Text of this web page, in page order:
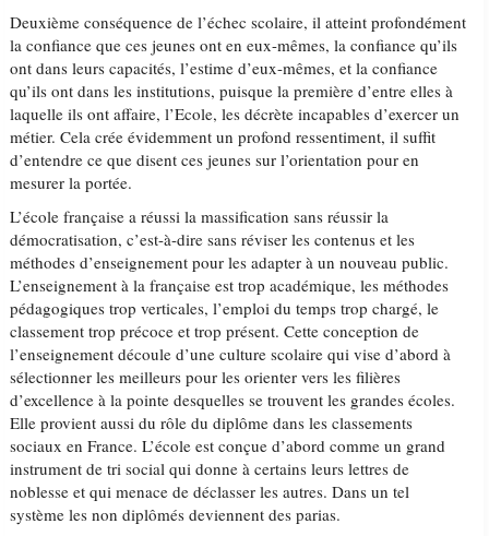
Deuxième conséquence de l’échec scolaire, il atteint profondément
la confiance que ces jeunes ont en eux-mêmes, la confiance qu’ils
ont dans leurs capacités, l’estime d’eux-mêmes, et la confiance
qu’ils ont dans les institutions, puisque la première d’entre elles à
laquelle ils ont affaire, l’Ecole, les décrète incapables d’exercer un
métier. Cela crée évidemment un profond ressentiment, il suffit
d’entendre ce que disent ces jeunes sur l’orientation pour en
mesurer la portée.
L’école française a réussi la massification sans réussir la
démocratisation, c’est-à-dire sans réviser les contenus et les
méthodes d’enseignement pour les adapter à un nouveau public.
L’enseignement à la française est trop académique, les méthodes
pédagogiques trop verticales, l’emploi du temps trop chargé, le
classement trop précoce et trop présent. Cette conception de
l’enseignement découle d’une culture scolaire qui vise d’abord à
sélectionner les meilleurs pour les orienter vers les filières
d’excellence à la pointe desquelles se trouvent les grandes écoles.
Elle provient aussi du rôle du diplôme dans les classements
sociaux en France. L’école est conçue d’abord comme un grand
instrument de tri social qui donne à certains leurs lettres de
noblesse et qui menace de déclasser les autres. Dans un tel
système les non diplômés deviennent des parias.